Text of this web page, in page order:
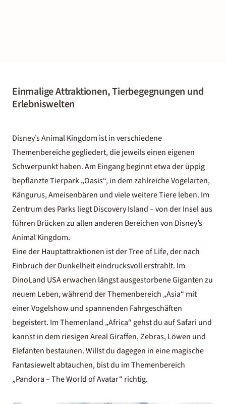
Einmalige Attraktionen, Tierbegegnungen und
Erlebniswelten
Disney’s Animal Kingdom ist in verschiedene
Themenbereiche gegliedert, die jeweils einen eigenen
Schwerpunkt haben. Am Eingang beginnt etwa der üppig
bepflanzte Tierpark „Oasis“, in dem zahlreiche Vogelarten,
Kängurus, Ameisenbären und viele weitere Tiere leben. Im
Zentrum des Parks liegt Discovery Island – von der Insel aus
führen Brücken zu allen anderen Bereichen von Disney’s
Animal Kingdom.
Eine der Hauptattraktionen ist der Tree of Life, der nach
Einbruch der Dunkelheit eindrucksvoll erstrahlt. Im
DinoLand USA erwachen längst ausgestorbene Giganten zu
neuem Leben, während der Themenbereich „Asia“ mit
einer Vogelshow und spannenden Fahrgeschäften
begeistert. Im Themenland „Africa“ gehst du auf Safari und
kannst in dem riesigen Areal Giraffen, Zebras, Löwen und
Elefanten bestaunen. Willst du dagegen in eine magische
Fantasiewelt abtauchen, bist du im Themenbereich
„Pandora – The World of Avatar“ richtig.